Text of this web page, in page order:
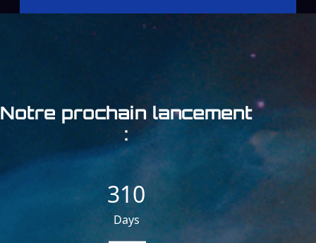
Notre prochain lancement
:
310
Days